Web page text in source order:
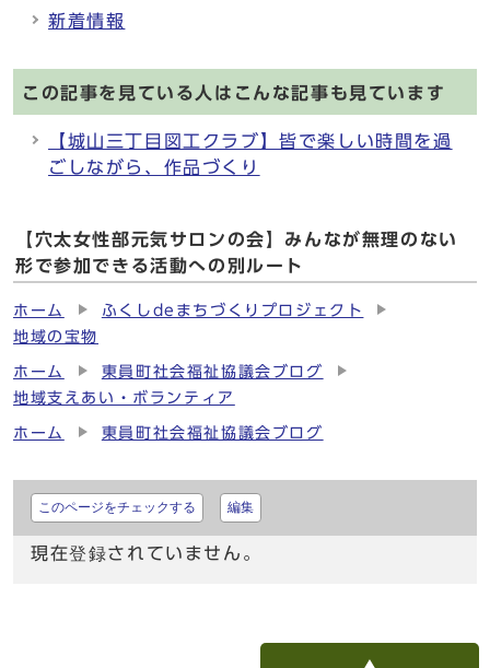
新着情報
この記事を見ている人はこんな記事も見ています
【城山三丁目図工クラブ】皆で楽しい時間を過
ごしながら、作品づくり
【穴太女性部元気サロンの会】みんなが無理のない
形で参加できる活動への別ルート
ホーム
ふくしdeまちづくりプロジェクト
地域の宝物
ホーム
東員町社会福祉協議会ブログ
地域支えあい・ボランティア
ホーム 東員町社会福祉協議会ブログ
このページをチェックする 編集
現在登録されていません。